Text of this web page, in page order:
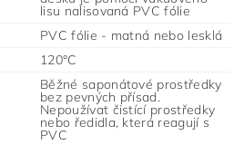
lisu nalisovaná PVC fólie
PVC fólie - matná nebo lesklá
120°C
Běžné saponátové prostředky
bez pevných přísad.
Nepoužívat čistící prostředky
nebo ředidla, která reagují s
PVC